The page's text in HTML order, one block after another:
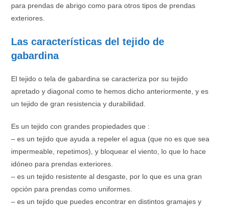
para prendas de abrigo como para otros tipos de prendas
exteriores.
Las características del tejido de
gabardina
El tejido o tela de gabardina se caracteriza por su tejido
apretado y diagonal como te hemos dicho anteriormente, y es
un tejido de gran resistencia y durabilidad.
Es un tejido con grandes propiedades que :
– es un tejido que ayuda a repeler el agua (que no es que sea
impermeable, repetimos), y bloquear el viento, lo que lo hace
idóneo para prendas exteriores.
– es un tejido resistente al desgaste, por lo que es una gran
opción para prendas como uniformes.
– es un tejido que puedes encontrar en distintos gramajes y